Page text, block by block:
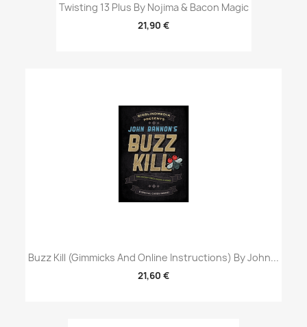
Twisting 13 Plus By Nojima & Bacon Magic
21,90 €
Buzz Kill (Gimmicks And Online Instructions) By John...
21,60 €